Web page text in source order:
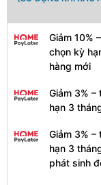
Giảm 10%
chọn kỳ
hàng mới
Giảm 3%
hạn 3
Giảm 3%
hạn 3
phát sinh